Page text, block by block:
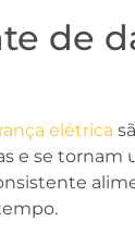
de
elétrica
e se tornam